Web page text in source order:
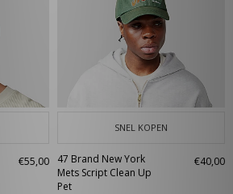
€55,00
SNEL KOPEN
47 Brand New York
Mets Script Clean Up
Pet
€40,00